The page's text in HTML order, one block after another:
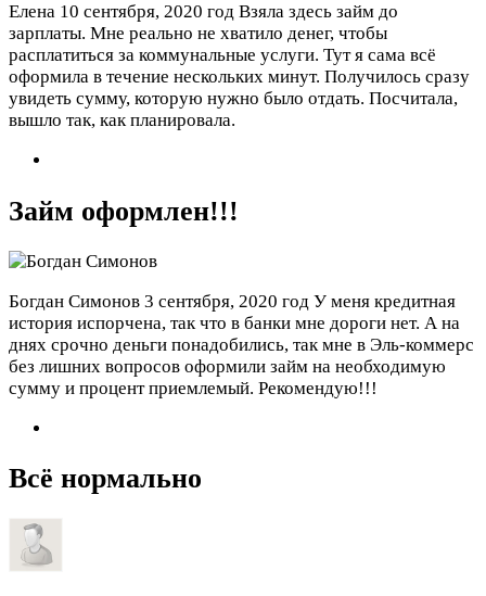
Елена 10 сентября, 2020 год Взяла здесь займ до
зарплаты. Мне реально не хватило денег, чтобы
расплатиться за коммунальные услуги. Тут я сама всё
оформила в течение нескольких минут. Получилось сразу
увидеть сумму, которую нужно было отдать. Посчитала,
вышло так, как планировала.
Займ оформлен!!!
Богдан Симонов 3 сентября, 2020 год У меня кредитная
история испорчена, так что в банки мне дороги нет. А на
днях срочно деньги понадобились, так мне в Эль-коммерс
без лишних вопросов оформили займ на необходимую
сумму и процент приемлемый. Рекомендую!!!
Всё нормально